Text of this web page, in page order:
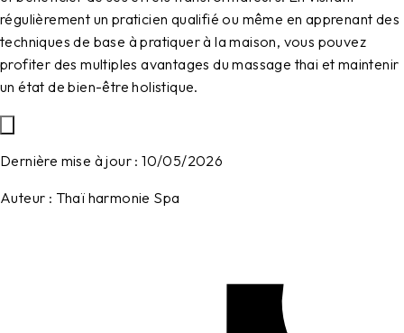
régulièrement un praticien qualifié ou même en apprenant des
techniques de base à pratiquer à la maison, vous pouvez
profiter des multiples avantages du massage thai et maintenir
un état de bien-être holistique.
Dernière mise à jour : 10/05/2026
Auteur : Thaï harmonie Spa